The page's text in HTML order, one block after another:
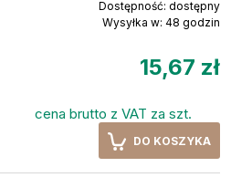
Dostępność: dostępny
Wysyłka w: 48 godzin
15,67 zł
cena brutto z VAT za szt.
DO KOSZYKA